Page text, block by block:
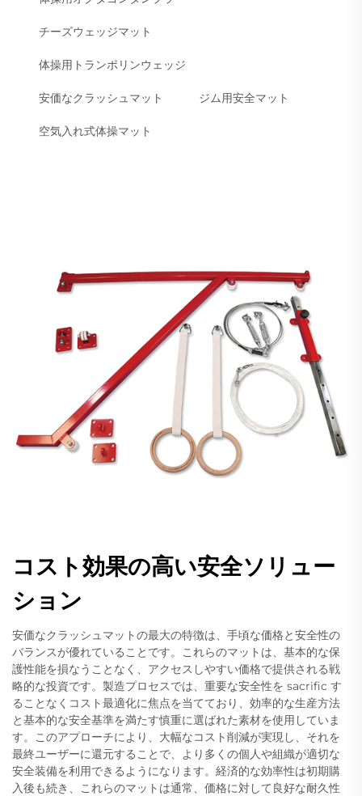
チーズウェッジマット
体操用トランポリンウェッジ
安価なクラッシュマット ジム用安全マット
空気入れ式体操マット
コスト効果の高い安全ソリュー
ション
安価なクラッシュマットの最大の特徴は、手頃な価格と安全性の
バランスが優れていることです。これらのマットは、基本的な保
護性能を損なうことなく、アクセスしやすい価格で提供される戦
略的な投資です。製造プロセスでは、重要な安全性を sacrific す
ることなくコスト最適化に焦点を当てており、効率的な生産方法
と基本的な安全基準を満たす慎重に選ばれた素材を使用していま
す。このアプローチにより、大幅なコスト削減が実現し、それを
最終ユーザーに還元することで、より多くの個人や組織が適切な
安全装備を利用できるようになります。経済的な効率性は初期購
入後も続き、これらのマットは通常、価格に対して良好な耐久性